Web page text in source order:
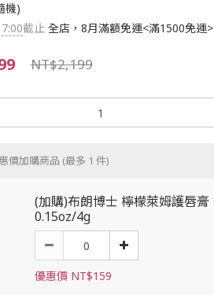
機)
截止全店，8月滿額免運<滿1500免運>
NT$2,199
價加購商品 (最多 1 件)
(加購)布朗博士 檸檬萊姆護唇膏
0.15oz/4g
優惠價 NT$159